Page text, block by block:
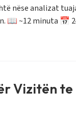
nëse analizat
📖 ~12 minuta 📅
Vizitën te